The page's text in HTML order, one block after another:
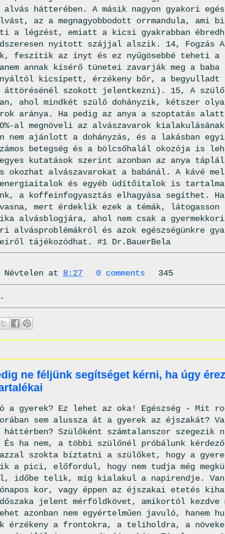
alvás hátterében. A másik nagyon gyakori
az a megnagyobbodott orrmandula, ami
a légzést, emiatt a kicsi gyakrabban
nyitott szájjal alszik. 14, Fogzás
feszítik az ínyt és ez nyűgösebbé teheti a
annak kísérő tünetei zavarják meg a
kicsípett, érzékeny bőr, a begyulladt
áttörésénél szokott jelentkezni). 15, A
ahol mindkét szülő dohányzik, kétszer
aránya. Ha pedig az anya a szoptatás
al megnöveli az alvászavarok
nem ajánlott a dohányzás, és a lakásban
betegség és a bölcsőhalál okozója is
kutatások szerint azonban az anya
okozhat alvászavarokat a babánál. A kávé
és egyéb üdítőitalok is
a koffeinfogyasztás elhagyása segíthet.
mert érdeklik ezek a témák,
alvásblogjára, ahol nem csak a
alvásproblémákról és azok egészségünkre
tájékozódhat. #1 Dr.BauerBela
Névtelen at 8:27 0 comments 345
ne féljünk segítséget kérni, ha úgy
a gyerek? Ez lehet az oka! Egészség - Mit
sem alussza át a gyerek az éjszakát?
háttérben? Szülőként számtalanszor szegezik
És ha nem, a többi szülőnél próbálunk
azzal szokta bíztatni a szülőket, hogy a
a pici, előfordul, hogy nem tudja még
időbe telik, míg kialakul a napirendje.
kor, vagy éppen az éjszakai etetés
jelent mérföldkövet, amikortól kezdve
azonban nem egyértelműen javuló, hanem
érzékeny a frontokra, a teliholdra, a